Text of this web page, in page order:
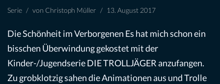
Serie von Christoph Müller 13. August 2017
Die Schönheit im Verborgenen Es hat mich schon ein
bisschen Überwindung gekostet mit der
Kinder-/Jugendserie DIE TROLLJÄGER anzufangen.
Zu grobklotzig sahen die Animationen aus und Trolle